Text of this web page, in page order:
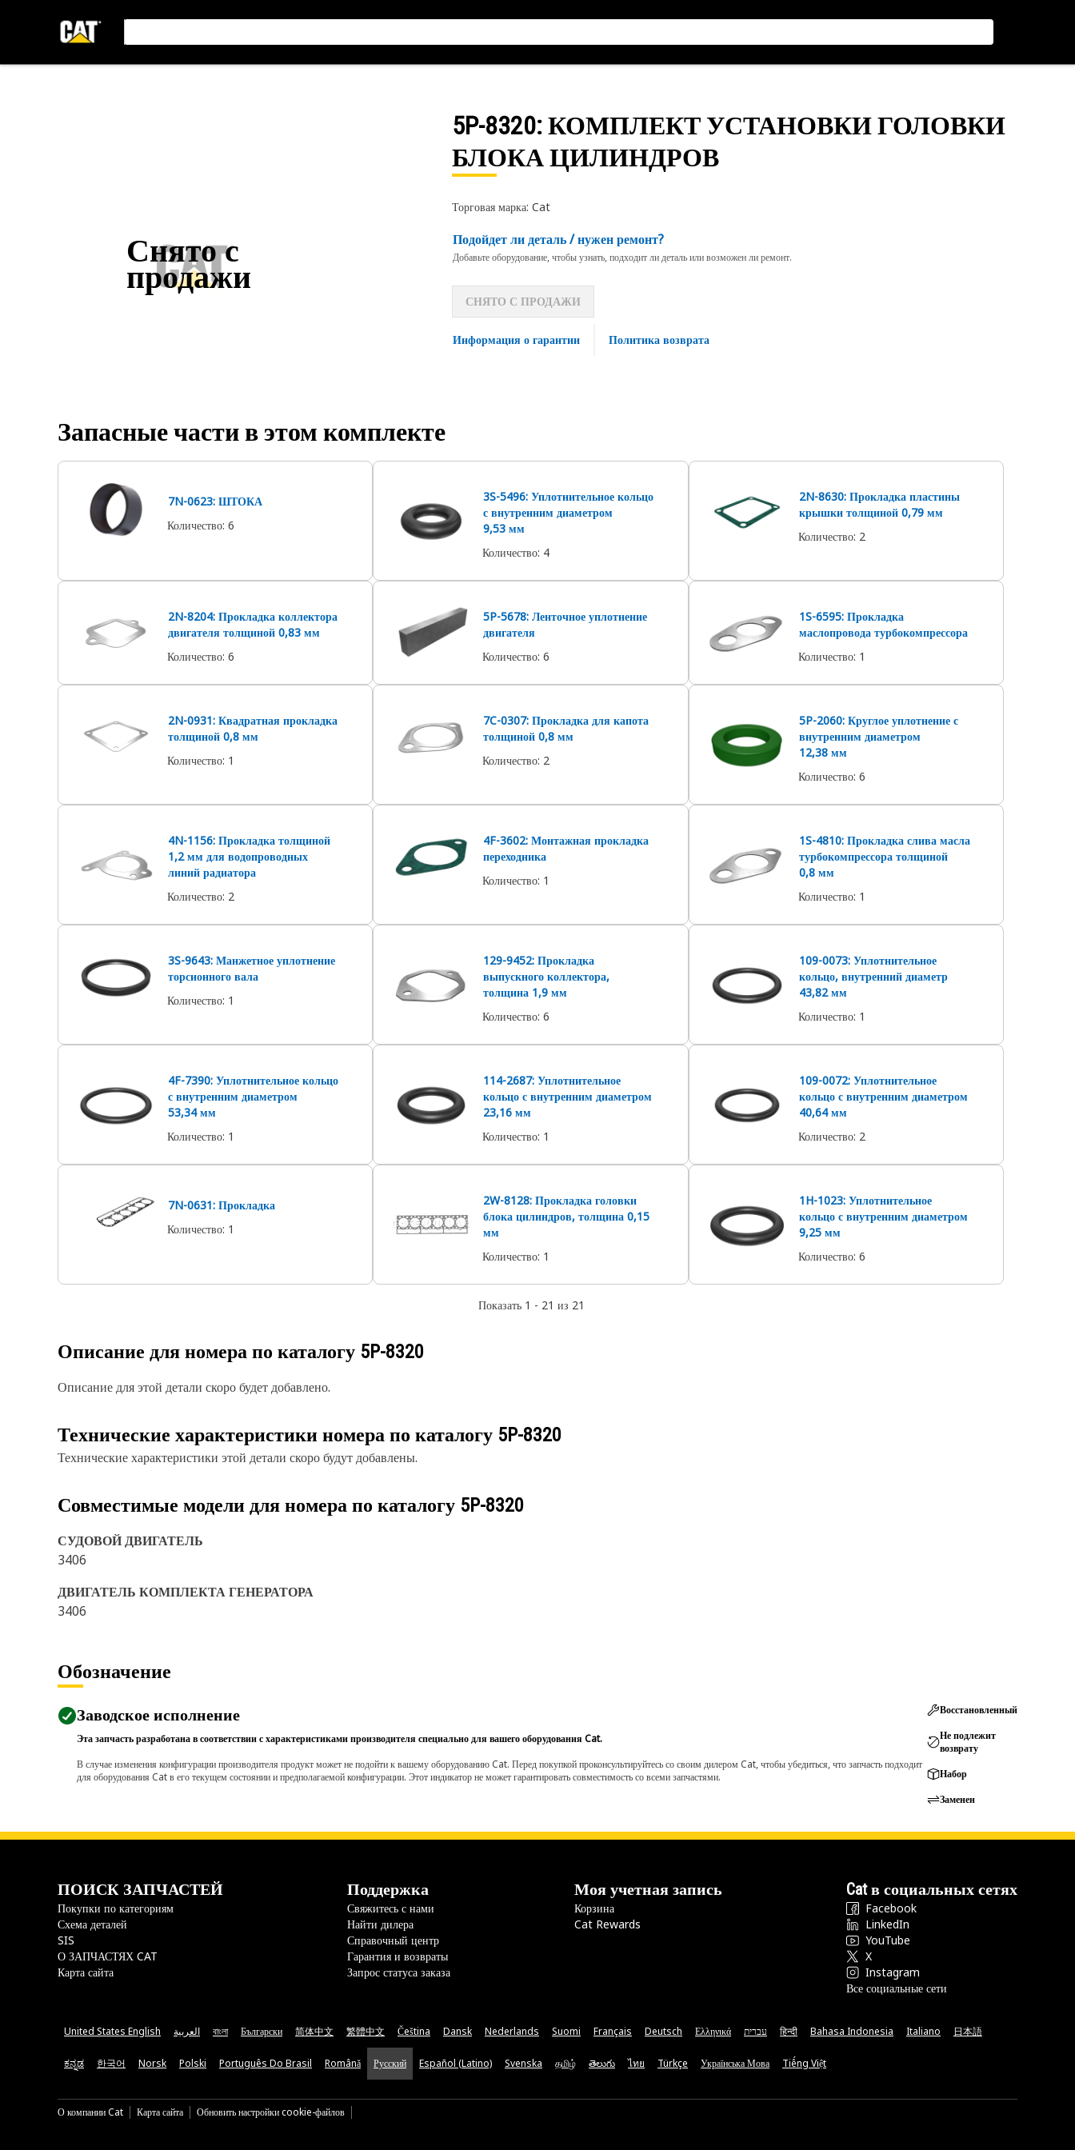
Снято с
продажи
5P-8320: КОМПЛЕКТ УСТАНОВКИ ГОЛОВКИ
БЛОКА ЦИЛИНДРОВ
Торговая марка: Cat
Подойдет ли деталь / нужен ремонт?
Добавьте оборудование, чтобы узнать, подходит ли деталь или возможен ли ремонт.
СНЯТО С ПРОДАЖИ
Информация о гарантии Политика возврата
Запасные части в этом комплекте
7N-0623: ШТОКА
Количество: 6
3S-5496: Уплотнительное кольцо
с внутренним диаметром
9,53 мм
Количество: 4
2N-8630: Прокладка пластины
крышки толщиной 0,79 мм
Количество: 2
2N-8204: Прокладка коллектора
двигателя толщиной 0,83 мм
Количество: 6
5P-5678: Ленточное уплотнение
двигателя
Количество:6
1S-6595: Прокладка
маслопровода турбокомпрессора
Количество: 1
2N-0931: Квадратная прокладка
толщиной 0,8 мм
Количество: 1
7C-0307: Прокладка для капота
толщиной 0,8 мм
Количество: 2
5P-2060: Круглое уплотнение с
внутренним диаметром
12,38 мм
Количество: 6
4N-1156: Прокладка толщиной
1,2 мм для водопроводных
линий радиатора
Количество: 2
4F-3602: Монтажная прокладка
переходника
Количество: 1
1S-4810: Прокладка слива масла
турбокомпрессора толщиной
0,8 мм
Количество: 1
3S-9643: Манжетное уплотнение
торсионного вала
Количество: 1
129-9452: Прокладка
выпускного коллектора,
толщина 1,9 мм
Количество:6
109-0073: Уплотнительное
кольцо, внутренний диаметр
43,82 мм
Количество: 1
4F-7390: Уплотнительное кольцо
с внутренним диаметром
53,34 мм
Количество: 1
114-2687: Уплотнительное
кольцо с внутренним диаметром
23,16 мм
Количество: 1
109-0072: Уплотнительное
кольцо с внутренним диаметром
40,64 мм
Количество: 2
7N-0631: Прокладка
Количество: 1
2W-8128: Прокладка головки
блока цилиндров, толщина 0,15
мм
Количество: 1
1H-1023: Уплотнительное
кольцо с внутренним диаметром
9,25 мм
Количество: 6
Показать 1 - 21 из 21
Описание для номера по каталогу 5P-8320
Описание для этой детали скоро будет добавлено.
Технические характеристики номера по каталогу 5P-8320
Технические характеристики этой детали скоро будут добавлены.
Совместимые модели для номера по каталогу 5P-8320
СУДОВОЙ ДВИГАТЕЛЬ
3406
ДВИГАТЕЛЬ КОМПЛЕКТА ГЕНЕРАТОРА
3406
Обозначение
Заводское исполнение
Эта запчасть разработана в соответствии с характеристиками производителя специально для вашего оборудования Cat.
В случае изменения конфигурации производителя продукт может не подойти к вашему оборудованию Cat. Перед покупкой проконсультируйтесь со своим дилером Cat, чтобы убедиться, что запчасть подходит
для оборудования Cat в его текущем состоянии и предполагаемой конфигурации. Этот индикатор не может гарантировать совместимость со всеми запчастями.
Восстановленный
Не подлежит
возврату
Набор
Заменен
ПОИСК ЗАПЧАСТЕЙ
Покупки по категориям
Схема деталей
SIS
О ЗАПЧАСТЯХ CAT
Карта сайта
Поддержка
Свяжитесь с нами
Найти дилера
Справочный центр
Гарантия и возвраты
Запрос статуса заказа
Моя учетная запись
Корзина
Cat Rewards
Cat в социальных сетях
Facebook
LinkedIn
YouTube
X
Instagram
Все социальные сети
United States English العربية বাংলা Български 简体中文 繁體中文 Čeština Dansk Nederlands Suomi Français Deutsch Ελληνικά עברית हिन्दी Bahasa Indonesia Italiano 日本語
ಕನ್ನಡ 한국어 Norsk Polski Português Do Brasil Română Русский Español (Latino) Svenska தமிழ் తెలుగు ไทย Türkçe Українська Мова Tiếng Việt
О компании Cat Карта сайта Обновить настройки cookie-файлов